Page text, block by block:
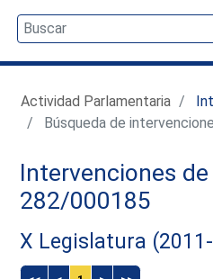
Actividad Parlamentaria
Búsqueda de
Intervenciones
282/000185
X Legislatura